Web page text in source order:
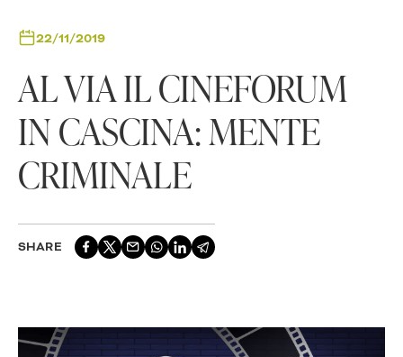
22/11/2019
AL VIA IL CINEFORUM
IN CASCINA: MENTE
CRIMINALE
SHARE